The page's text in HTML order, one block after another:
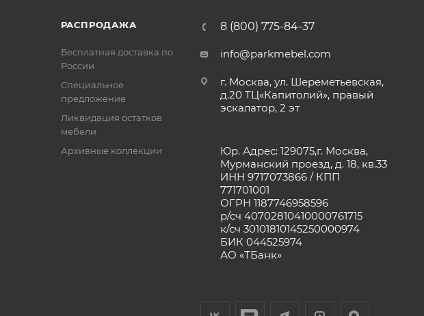
РАСПРОДАЖА
Бесплатная доставка по
России
Специальное
предложение
Ликвидация остатков
мебели
Архивные коллекции
8 (800) 775-84-37
info@parkmebel.com
г. Москва, ул. Шереметьевская,
д.20 ТЦ«Капитолий», правый
эскалатор, 2 эт
Юр. Адрес: 129075,г. Москва,
Мурманский проезд, д. 18, кв.33
ИНН 9717073866 / КПП
771701001
ОГРН 1187746958596
р/сч 40702810410000761715
к/сч 30101810145250000974
БИК 044525974
АО «ТБанк»